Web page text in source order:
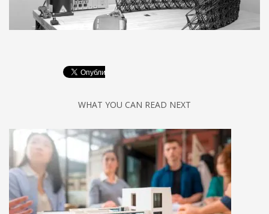
WHAT YOU CAN READ NEXT